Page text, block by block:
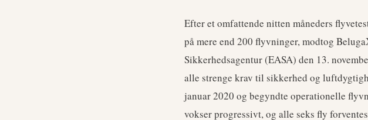
Efter et omfattende nitten måneders
på mere end 200 flyvninger, modtog
Sikkerhedsagentur (EASA) den 13.
alle strenge krav til sikkerhed og
januar 2020 og begyndte operationelle
vokser progressivt, og alle seks fly